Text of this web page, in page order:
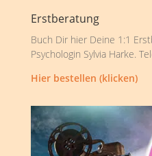
Erstberatung
Buch Dir hier Deine 1:1
Psychologin Sylvia Harke.
Hier bestellen (klicken)